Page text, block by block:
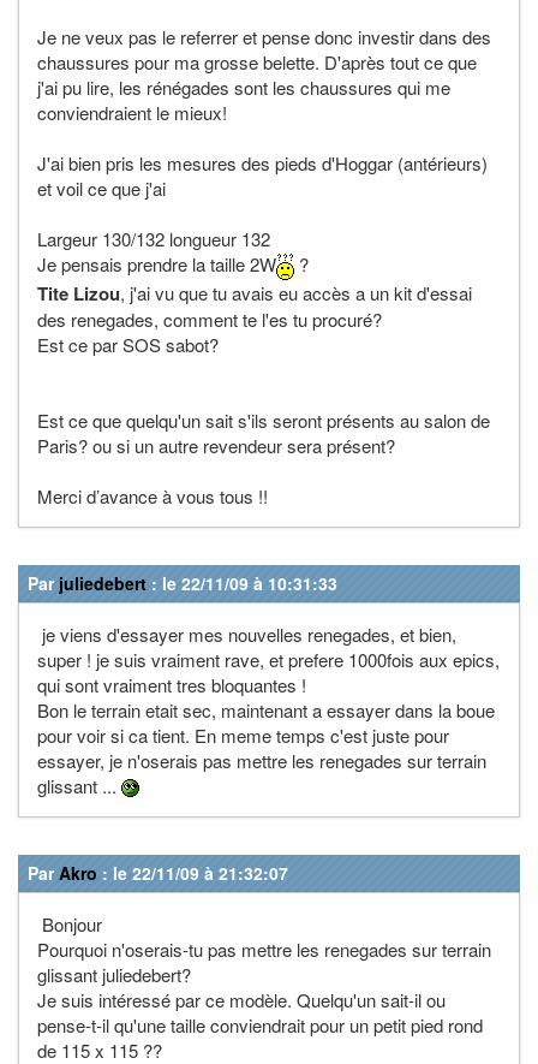
Je ne veux pas le referrer et pense donc investir dans des
chaussures pour ma grosse belette. D'après tout ce que
j'ai pu lire, les rénégades sont les chaussures qui me
conviendraient le mieux!
J'ai bien pris les mesures des pieds d'Hoggar (antérieurs)
et voil ce que j'ai
Largeur 130/132 longueur 132
Je pensais prendre la taille 2W
?
Tite Lizou, j'ai vu que tu avais eu accès a un kit d'essai
des renegades, comment te l'es tu procuré?
Est ce par SOS sabot?
Est ce que quelqu'un sait s'ils seront présents au salon de
Paris? ou si un autre revendeur sera présent?
Merci d’avance à vous tous !!
Par juliedebert : le 22/11/09 à 10:31:33
je viens d'essayer mes nouvelles renegades, et bien,
super ! je suis vraiment rave, et prefere 1000fois aux epics,
qui sont vraiment tres bloquantes !
Bon le terrain etait sec, maintenant a essayer dans la boue
pour voir si ca tient. En meme temps c'est juste pour
essayer, je n'oserais pas mettre les renegades sur terrain
glissant ...
ParAkro : le 22/11/09 à 21:32:07
Bonjour
Pourquoi n'oserais-tu pas mettre les renegades sur terrain
glissant juliedebert?
Je suis intéressé par ce modèle. Quelqu'un sait-il ou
pense-t-il qu'une taille conviendrait pour un petit pied rond
de 115 x 115 ??